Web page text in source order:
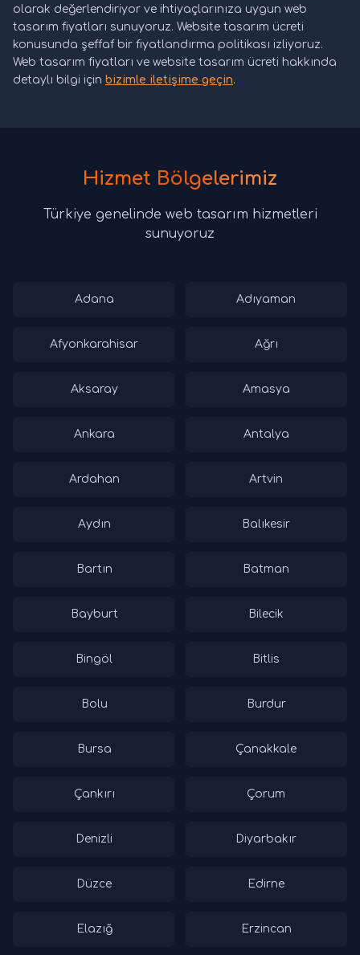
olarak değerlendiriyor ve ihtiyaçlarınıza uygun web
tasarım fiyatları sunuyoruz. Website tasarım ücreti
konusunda şeffaf bir fiyatlandırma politikası izliyoruz.
Web tasarım fiyatları ve website tasarım ücreti hakkında
detaylı bilgi için bizimle iletişime geçin.
Hizmet Bölgelerimiz
Türkiye genelinde web tasarım hizmetleri
sunuyoruz
Adana Adıyaman
Afyonkarahisar Ağrı
Aksaray Amasya
Ankara Antalya
Ardahan Artvin
Aydın Balıkesir
Bartın Batman
Bayburt Bilecik
Bingöl Bitlis
Bolu Burdur
Bursa Çanakkale
Çankırı Çorum
Denizli Diyarbakır
Düzce Edirne
Elazığ Erzincan